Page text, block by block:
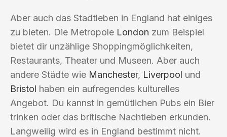
Aber auch das Stadtleben in England hat einiges
zu bieten. Die Metropole London zum Beispiel
bietet dir unzählige Shoppingmöglichkeiten,
Restaurants, Theater und Museen. Aber auch
andere Städte wie Manchester, Liverpool und
Bristol haben ein aufregendes kulturelles
Angebot. Du kannst in gemütlichen Pubs ein Bier
trinken oder das britische Nachtleben erkunden.
Langweilig wird es in England bestimmt nicht.